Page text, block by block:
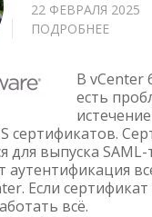
22 ФЕВРАЛЯ 2025
ПОДРОБНЕЕ
/
7.X
/
8.X
—
СРОКА
В vCenter
есть
сертификатов.
для выпуска
аутентификация
Если сертификат
всё.